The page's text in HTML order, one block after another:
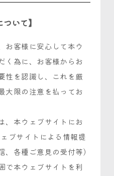
いて】
お客様に安心して本ウ
く為に、お客様からお
性を認識し、これを厳
大限の注意を払ってお
、本ウェブサイトにお
ブサイトによる情報提
、各種ご意見の受付等)
で本ウェブサイトを利